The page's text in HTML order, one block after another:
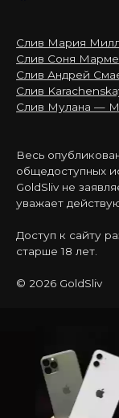
Слив Мария
Слив Соня
Слив Андрей
Слив
Слив Мулана —
Весь
общедоступных
GoldSliv не
уважает
Доступ к сайту
старше 18 лет.
© 2026 GoldSliv